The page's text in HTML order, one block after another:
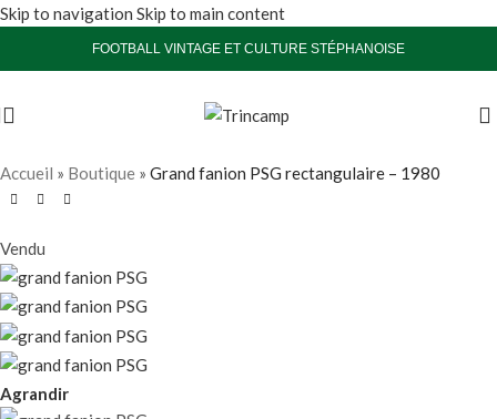
Skip to navigation Skip to main content
FOOTBALL VINTAGE ET CULTURE STÉPHANOISE
Accueil » Boutique » Grand fanion PSG rectangulaire – 1980
Vendu
Agrandir